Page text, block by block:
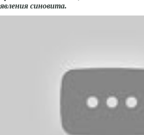
явления синовита.